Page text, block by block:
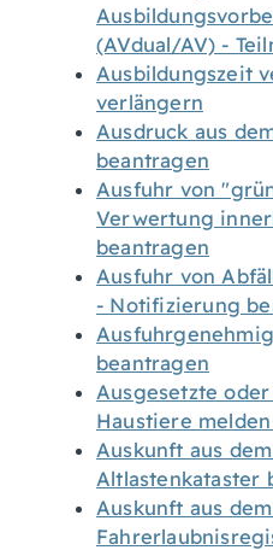
(AVdual/AV) -
Ausbildungszeit
verlängern
Ausdruck aus
beantragen
Ausfuhr von
Verwertung
beantragen
Ausfuhr von
- Notifizierung
beantragen
Ausgesetzte
Haustiere
Auskunft aus
Altlastenkataster
Auskunft aus